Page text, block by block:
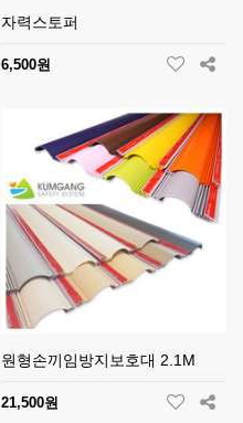
자력스토퍼
6,500원
원형손끼임방지보호대 2.1M
21,500원